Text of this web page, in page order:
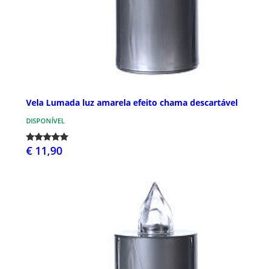
Vela Lumada luz amarela efeito chama descartável
DISPONÍVEL
€ 11,90